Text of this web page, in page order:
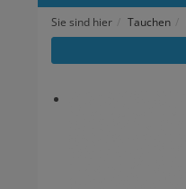
Sie sind hier Tauchen